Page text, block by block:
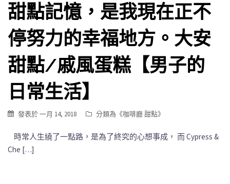
甜點記憶，是我現在正不
停努力的幸福地方。大安
甜點/戚風蛋糕【男子的
日常生活】
發表於一月 14, 2018 分類為《咖啡廳 甜點》
時常人生繞了一點路，是為了終究的心想事成， 而 Cypress &
Che […]